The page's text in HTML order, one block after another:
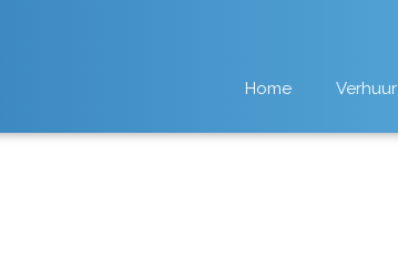
Home Verhuur